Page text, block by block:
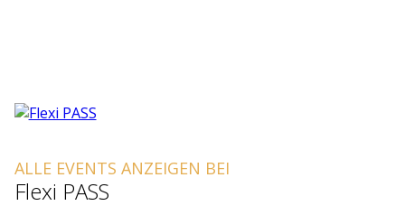
ALLE EVENTS ANZEIGEN BEI
Flexi PASS